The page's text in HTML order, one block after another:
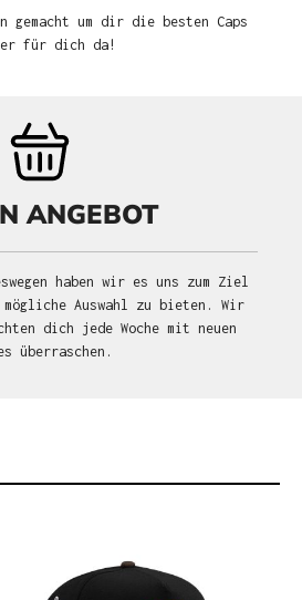
um dir die besten Caps
für dich da!
ANGEBOT
haben wir es uns zum Ziel
Auswahl zu bieten. Wir
dich jede Woche mit neuen
überraschen.